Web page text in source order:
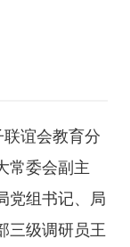
谊会教育分
常委会副主
党组书记、局
三级调研员王